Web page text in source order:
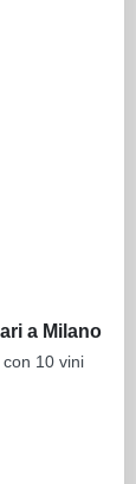
a Milano
10 vini